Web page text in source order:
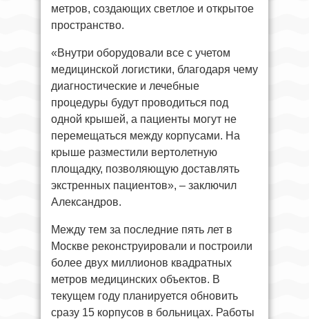
метров, создающих светлое и открытое
пространство.
«Внутри оборудовали все с учетом
медицинской логистики, благодаря чему
диагностические и лечебные
процедуры будут проводиться под
одной крышей, а пациенты могут не
перемещаться между корпусами. На
крыше разместили вертолетную
площадку, позволяющую доставлять
экстренных пациентов», – заключил
Александров.
Между тем за последние пять лет в
Москве реконструировали и построили
более двух миллионов квадратных
метров медицинских объектов. В
текущем году планируется обновить
сразу 15 корпусов в больницах. Работы